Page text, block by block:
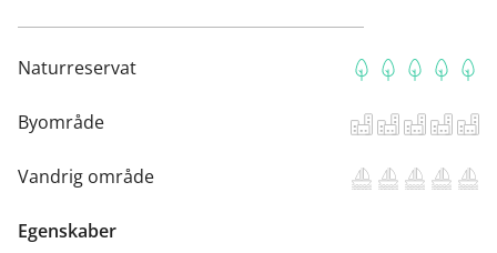
Naturreservat
Byområde
Vandrig område
Egenskaber